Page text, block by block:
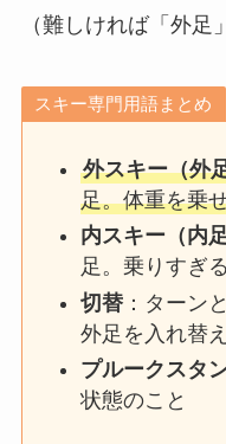
（難しければ「外足
スキー専門用語まとめ
外スキー（外
足。体重を乗
内スキー（内足
足。乗りすぎ
切替 ：ターン
外足を入れ替
プルークスタ
状態のこと